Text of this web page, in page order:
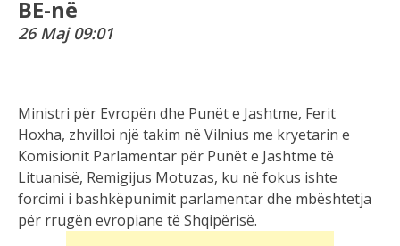
BE-në
26 Maj 09:01
Ministri për Evropën dhe Punët e Jashtme, Ferit
Hoxha, zhvilloi një takim në Vilnius me kryetarin e
Komisionit Parlamentar për Punët e Jashtme të
Lituanisë, Remigijus Motuzas, ku në fokus ishte
forcimi i bashkëpunimit parlamentar dhe mbështetja
për rrugën evropiane të Shqipërisë.